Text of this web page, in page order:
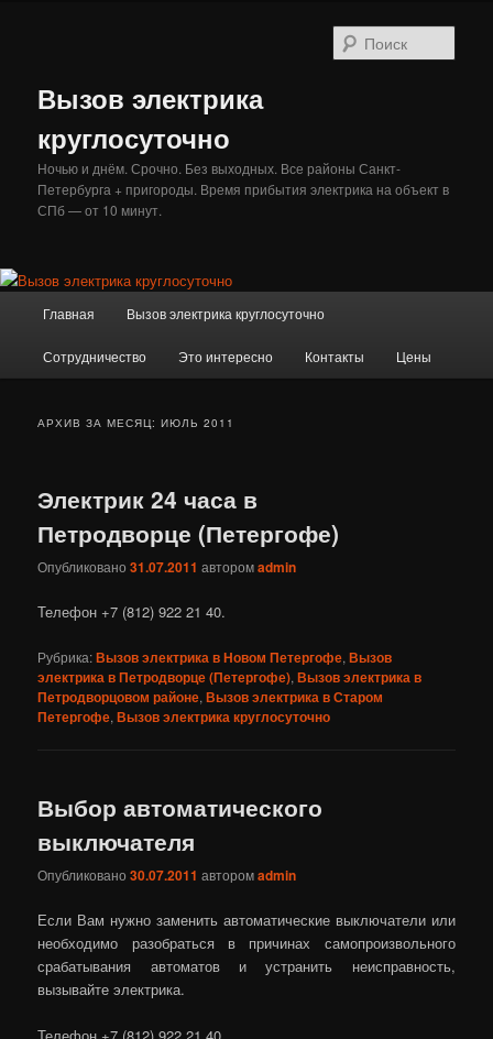
Вызов электрика
круглосуточно
Ночью и днём. Срочно. Без выходных. Все районы Санкт-
Петербурга + пригороды. Время прибытия электрика на объект в
СПб — от 10 минут.
Главная Вызов электрика круглосуточно
Сотрудничество Это интересно Контакты Цены
АРХИВ ЗА МЕСЯЦ:ИЮЛЬ 2011
Электрик 24 часа в
Петродворце (Петергофе)
Опубликовано31.07.2011 авторомadmin
Телефон +7 (812) 922 21 40.
Рубрика:Вызов электрика в Новом Петергофе,Вызов
электрика в Петродворце (Петергофе),Вызов электрика в
Петродворцовом районе,Вызов электрика в Старом
Петергофе,Вызов электрика круглосуточно
Выбор автоматического
выключателя
Опубликовано30.07.2011 авторомadmin
Если Вам нужно заменить автоматические выключатели или
необходимо разобраться в причинах самопроизвольного
срабатывания автоматов и устранить неисправность,
вызывайте электрика.